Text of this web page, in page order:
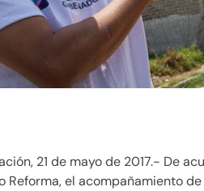
21 de mayo de 2017.- De
Reforma, el acompañamiento